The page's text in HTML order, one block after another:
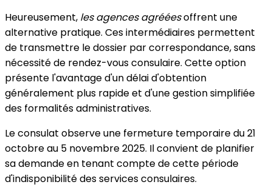
Heureusement, les agences agrééesoffrent une
alternative pratique. Ces intermédiaires permettent
de transmettre le dossier par correspondance, sans
nécessité de rendez-vous consulaire. Cette option
présente l'avantage d'un délai d'obtention
généralement plus rapide et d'une gestion simplifiée
des formalités administratives.
Le consulat observe une fermeture temporaire du 21
octobre au 5 novembre 2025. Il convient de planifier
sa demande en tenant compte de cette période
d'indisponibilité des services consulaires.